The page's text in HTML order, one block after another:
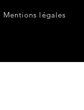
Mentions légales